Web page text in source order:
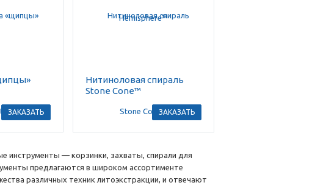
ЗАКАЗАТЬ
Нитиноловая спираль
Stone Cone™
ЗАКАЗАТЬ
— корзинки, захваты, спирали для
предлагаются в широком ассортименте
различных техник литоэкстракции, и отвечают